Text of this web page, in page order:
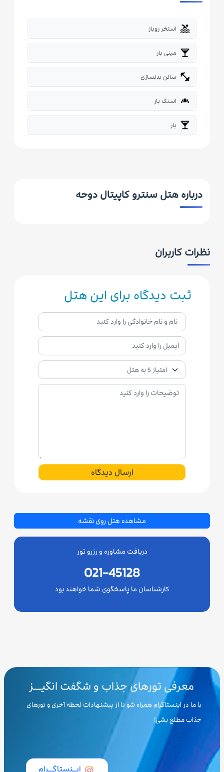
pool استخر روباز
local_bar مینی بار
fitness_center سالن بدنسازی
bakery_dining اسنک بار
local_bar بار
درباره هتل سنترو کاپیتال دوحه
نظرات کاربران
ثبت دیدگاه برای این هتل
ارسال دیدگاه
مشاهده هتل روی نقشه
دریافت مشاوره و رزرو تور
021-45128
کارشناسان ما پاسخگوی شما خواهند بود
معرفی تورهای جذاب و شگفت انگیـــز
با ما در اینستاگرام همراه شو تا از پیشنهادات لحظه آخری و تورهای
جذاب مطلع بشی!
ایــنستاگـــرام